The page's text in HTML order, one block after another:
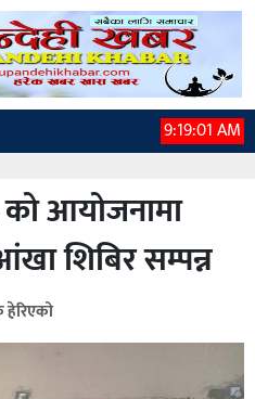
9:19:02 AM
को आयोजनामा
शिबिर सम्पन्न